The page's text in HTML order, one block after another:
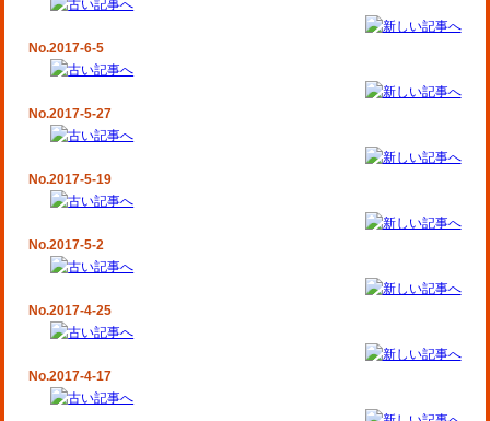
No.2017-6-5
No.2017-5-27
No.2017-5-19
No.2017-5-2
No.2017-4-25
No.2017-4-17